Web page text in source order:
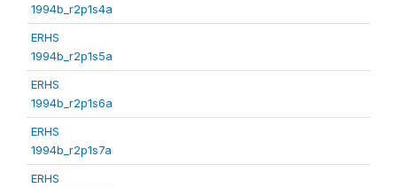
1994b_r2p1s4a
ERHS
1994b_r2p1s5a
ERHS
1994b_r2p1s6a
ERHS
1994b_r2p1s7a
ERHS